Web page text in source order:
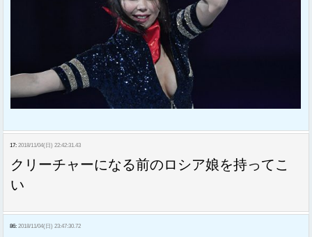
17: 2018/11/04(日) 22:42:31.43
クリーチャーになる前のロシア娘を持ってこ
い
86: 2018/11/04(日) 23:47:30.72